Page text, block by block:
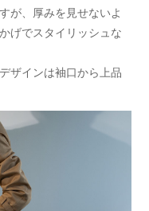
が、厚みを見せないよ
げでスタイリッシュな
ザインは袖口から上品